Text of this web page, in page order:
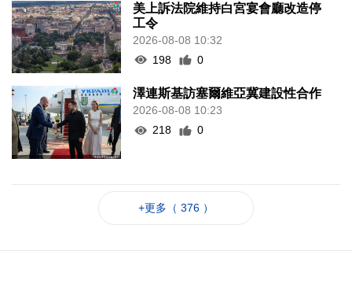
美上訴法院維持白宮宴會廳改造停
工令
2026-08-08 10:32
198
0
澤連斯基訪塞爾維亞冀建設性合作
2026-08-08 10:23
218
0
+更多（ 376 ）